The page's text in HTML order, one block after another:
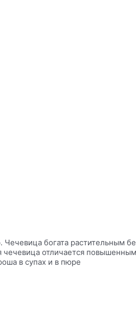
Чечевица богата растительным
чечевица отличается
в супах и в пюре